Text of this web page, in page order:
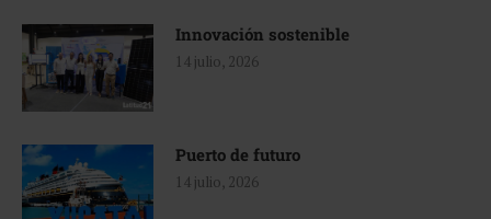
Innovación sostenible
14 julio, 2026
Puerto de futuro
14 julio, 2026